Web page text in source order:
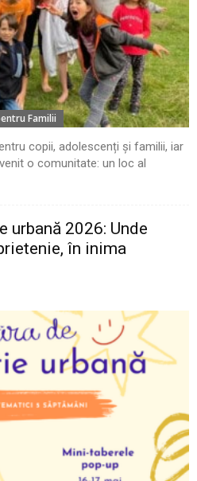
Familii
copii, adolescenți și familii, iar
o comunitate: un loc al
urbană 2026: Unde
în inima